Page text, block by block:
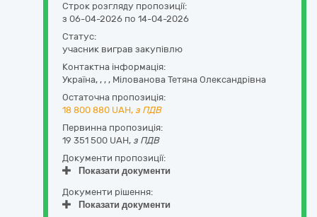
Строк розгляду пропозиції:
з 06-04-2026 по 14-04-2026
Статус:
учасник виграв закупівлю
Контактна інформація:
Україна, , , , Мілованова Тетяна Олександрівна
Остаточна пропозиція:
18 800 880 UAH, з ПДВ
Первинна пропозиція:
19 351 500 UAH, з ПДВ
Документи пропозиції:
Показати документи
Документи рішення:
Показати документи